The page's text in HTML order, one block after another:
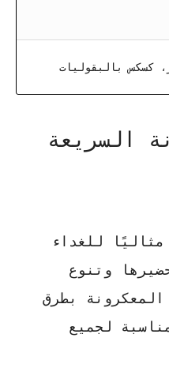
كسكس بالبقوليات
السريعة
للغداء
وتنوع
بطرق
لجميع